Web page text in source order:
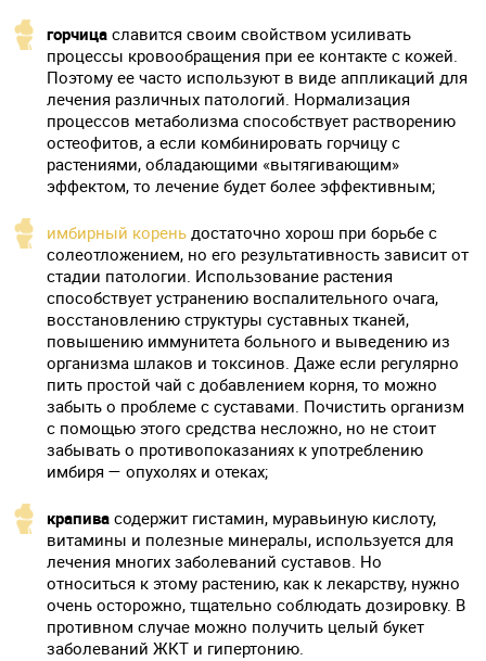
горчица славится своим свойством усиливать
процессы кровообращения при ее контакте с кожей.
Поэтому ее часто используют в виде аппликаций для
лечения различных патологий. Нормализация
процессов метаболизма способствует растворению
остеофитов, а если комбинировать горчицу с
растениями, обладающими «вытягивающим»
эффектом, то лечение будет более эффективным;
имбирный корень достаточно хорош при борьбе с
солеотложением, но его результативность зависит от
стадии патологии. Использование растения
способствует устранению воспалительного очага,
восстановлению структуры суставных тканей,
повышению иммунитета больного и выведению из
организма шлаков и токсинов. Даже если регулярно
пить простой чай с добавлением корня, то можно
забыть о проблеме с суставами. Почистить организм
с помощью этого средства несложно, но не стоит
забывать о противопоказаниях к употреблению
имбиря — опухолях и отеках;
крапива содержит гистамин, муравьиную кислоту,
витамины и полезные минералы, используется для
лечения многих заболеваний суставов. Но
относиться к этому растению, как к лекарству, нужно
очень осторожно, тщательно соблюдать дозировку. В
противном случае можно получить целый букет
заболеваний ЖКТ и гипертонию.